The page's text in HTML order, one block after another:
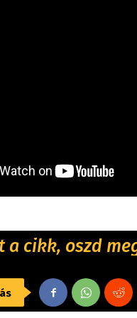
a cikk, oszd